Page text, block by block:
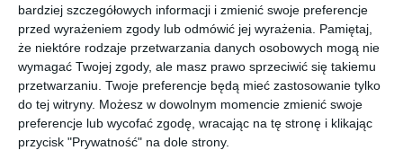
bardziej szczegółowych informacji i zmienić swoje preferencje
przed wyrażeniem zgody lub odmówić jej wyrażenia.
Pamiętaj,
że niektóre rodzaje przetwarzania danych osobowych mogą nie
wymagać Twojej zgody, ale masz prawo sprzeciwić się takiemu
przetwarzaniu. Twoje preferencje będą mieć zastosowanie tylko
do tej witryny. Możesz w dowolnym momencie zmienić swoje
preferencje lub wycofać zgodę, wracając na tę stronę i klikając
przycisk "Prywatność" na dole strony.